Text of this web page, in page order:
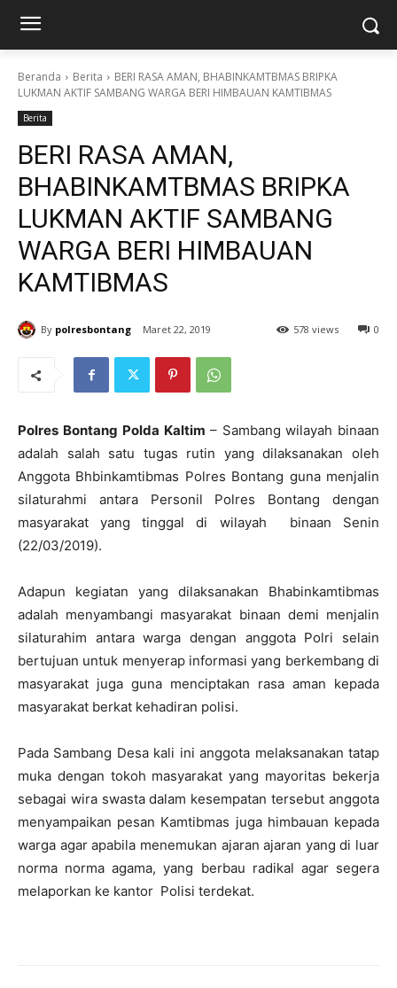
Beranda Berita
BERI RASA AMAN, BHABINKAMTBMAS BRIPKA
LUKMAN AKTIF SAMBANG WARGA BERI HIMBAUAN KAMTIBMAS
Berita
BERI RASA AMAN,
BHABINKAMTBMAS BRIPKA
LUKMAN AKTIF SAMBANG
WARGA BERI HIMBAUAN
KAMTIBMAS
By polresbontang Maret 22, 2019 0
578 views
Polres Bontang Polda Kaltim – Sambang wilayah binaan
adalah salah satu tugas rutin yang dilaksanakan oleh
Anggota Bhbinkamtibmas Polres Bontang guna menjalin
silaturahmi antara Personil Polres Bontang dengan
masyarakat yang tinggal di wilayah binaan Senin
(22/03/2019).
Adapun kegiatan yang dilaksanakan Bhabinkamtibmas
adalah menyambangi masyarakat binaan demi menjalin
silaturahim antara warga dengan anggota Polri selain
bertujuan untuk menyerap informasi yang berkembang di
masyarakat juga guna menciptakan rasa aman kepada
masyarakat berkat kehadiran polisi.
Pada Sambang Desa kali ini anggota melaksanakan tatap
muka dengan tokoh masyarakat yang mayoritas bekerja
sebagai wira swasta dalam kesempatan tersebut anggota
menyampaikan pesan Kamtibmas juga himbauan kepada
warga agar apabila menemukan ajaran ajaran yang di luar
norma norma agama, yang berbau radikal agar segera
melaporkan ke kantor Polisi terdekat.